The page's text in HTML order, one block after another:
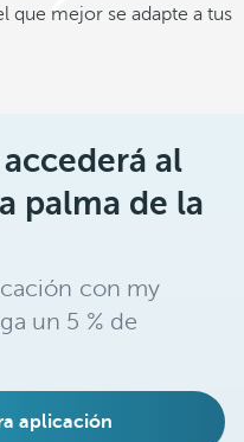
que mejor se adapte a tus
al
palma de la
con my
un 5 % de
aplicación